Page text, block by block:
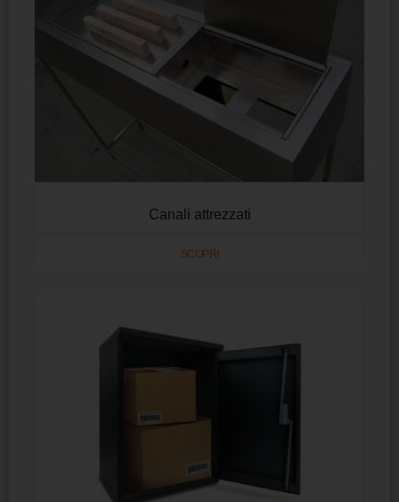
Canali attrezzati
SCOPRI